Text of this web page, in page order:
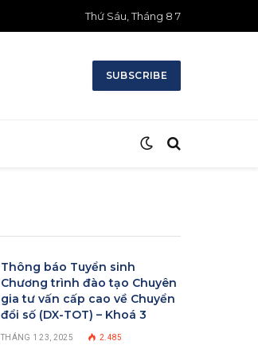
Thứ Sáu, Tháng 8 7
SUBSCRIBE
Thông báo Tuyển sinh
Chương trình đào tạo Chuyên
gia tư vấn cấp cao về Chuyển
đổi số (DX-TOT) – Khoá 3
THÁNG 1 23, 2025 2.485